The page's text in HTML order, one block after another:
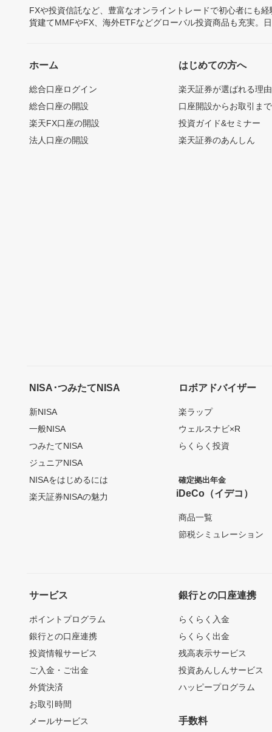
FXや投資信託など、豊富なオンライントレードで初心者にも
貨建てMMFやFX、海外ETFなどグローバル投資商品も充実。
ホーム
総合口座ログイン
総合口座の開設
楽天FX口座の開設
法人口座の開設
はじめての方へ
楽天証券が選ばれる理由
口座開設からお取引ま
投資ガイド&セミナー
楽天証券のあんしん
NISA･つみたてNISA
新NISA
一般NISA
つみたてNISA
ジュニアNISA
NISAをはじめるには
楽天証券NISAの魅力
ロボアドバイザー
楽ラップ
ウェルスナビ×R
らくらく投資
確定拠出年金
iDeCo（イデコ）
商品一覧
節税シミュレーション
サービス
ポイントプログラム
銀行との口座連携
投資情報サービス
ご入金・ご出金
外貨決済
お取引時間
メールサービス
銀行との口座連携
らくらく入金
らくらく出金
残高表示サービス
投資あんしんサービス
ハッピープログラム
手数料